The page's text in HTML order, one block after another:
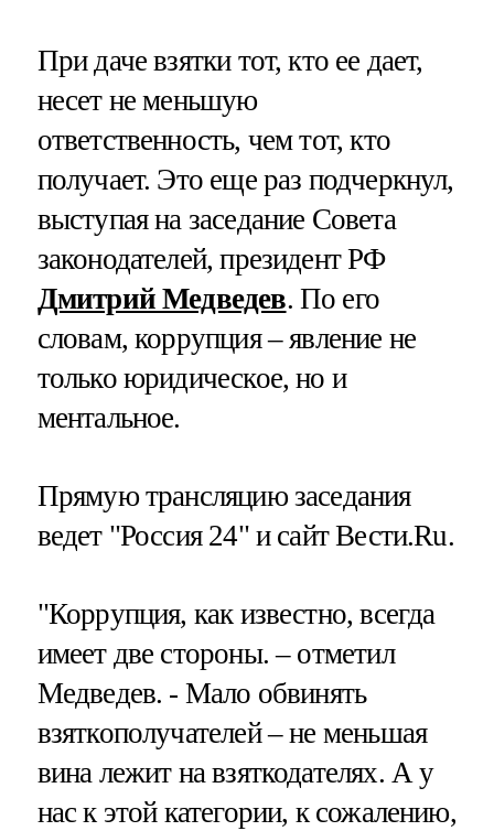
При даче взятки тот, кто ее дает,
несет не меньшую
ответственность, чем тот, кто
получает. Это еще раз подчеркнул,
выступая на заседание Совета
законодателей, президент РФ
Дмитрий Медведев. По его
словам, коррупция – явление не
только юридическое, но и
ментальное.
Прямую трансляцию заседания
ведет "Россия 24" и сайт Вести.Ru.
"Коррупция, как известно, всегда
имеет две стороны. – отметил
Медведев. - Мало обвинять
взяткополучателей – не меньшая
вина лежит на взяткодателях. А у
нас к этой категории, к сожалению,